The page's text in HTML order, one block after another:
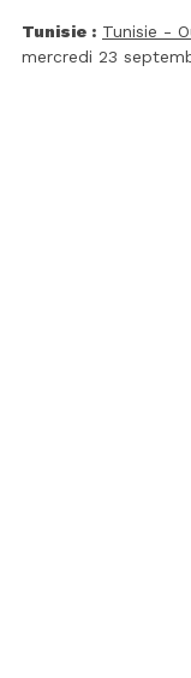
Tunisie : Tunisie -
mercredi 23